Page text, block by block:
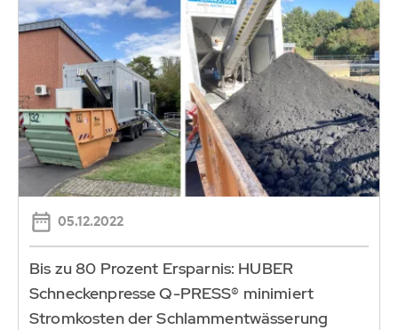
05.12.2022
Bis zu 80 Prozent Ersparnis: HUBER
Schneckenpresse Q-PRESS® minimiert
Stromkosten der Schlammentwässerung